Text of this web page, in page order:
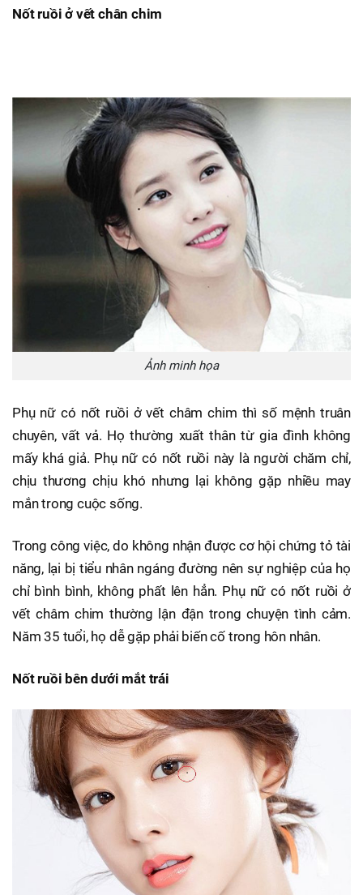
Nốt ruồi ở vết chân chim
Ảnh minh họa
Phụ nữ có nốt ruồi ở vết châm chim thì số mệnh truân
chuyên, vất vả. Họ thường xuất thân từ gia đình không
mấy khá giả. Phụ nữ có nốt ruồi này là người chăm chỉ,
chịu thương chịu khó nhưng lại không gặp nhiều may
mắn trong cuộc sống.
Trong công việc, do không nhận được cơ hội chứng tỏ tài
năng, lại bị tiểu nhân ngáng đường nên sự nghiệp của họ
chỉ bình bình, không phất lên hẳn. Phụ nữ có nốt ruồi ở
vết châm chim thường lận đận trong chuyện tình cảm.
Năm 35 tuổi, họ dễ gặp phải biến cố trong hôn nhân.
Nốt ruồi bên dưới mắt trái